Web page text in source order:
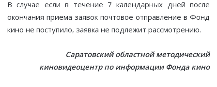
В случае если в течение 7 календарных дней после
окончания приема заявок почтовое отправление в Фонд
кино не поступило, заявка не подлежит рассмотрению.
Саратовский областной методический
киновидеоцентр по информации Фонда кино